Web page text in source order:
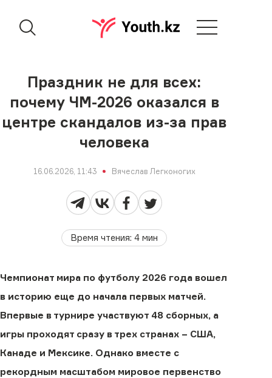
Праздник не для всех:
почему ЧМ-2026 оказался в
центре скандалов из-за прав
человека
16.06.2026, 11:43 Вячеслав Легконогих
Время чтения: 4мин
Чемпионат мира по футболу 2026 года вошел
в историю еще до начала первых матчей.
Впервые в турнире участвуют 48 сборных, а
игры проходят сразу в трех странах − США,
Канаде и Мексике. Однако вместе с
рекордным масштабом мировое первенство